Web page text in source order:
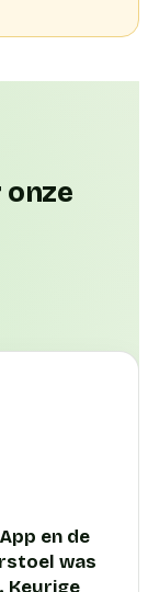
en de
was
Keurige